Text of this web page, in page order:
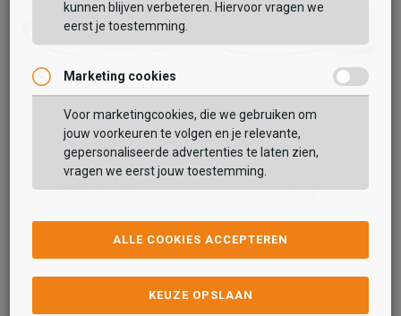
Rollingsoft
159,99
139,99
Mocassin
139,99
109,99
kunnen blijven verbeteren. Hiervoor vragen we
eerst je toestemming.
Marketing cookies
Voor marketingcookies, die we gebruiken om
jouw voorkeuren te volgen en je relevante,
gepersonaliseerde advertenties te laten zien,
vragen we eerst jouw toestemming.
ALLE COOKIES ACCEPTEREN
KEUZE OPSLAAN